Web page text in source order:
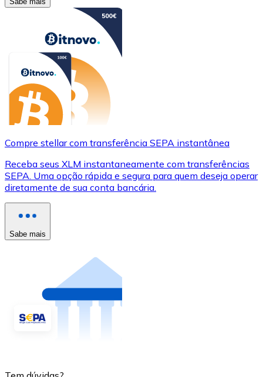
Compre stellar com transferência SEPA instantânea
Receba seus XLM instantaneamente com transferências
SEPA. Uma opção rápida e segura para quem deseja operar
diretamente de sua conta bancária.
Sabe mais